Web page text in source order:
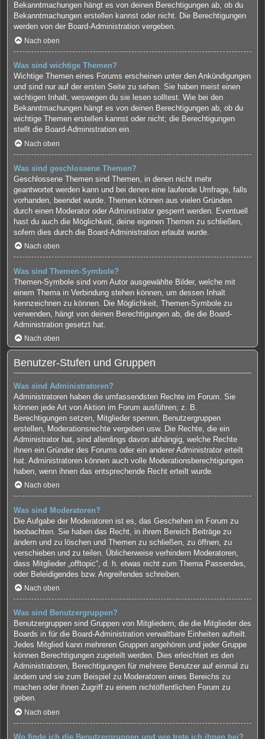
Bekanntmachungen hängt es von deinen Berechtigungen ab, ob du
Bekanntmachungen erstellen kannst oder nicht. Die Berechtigungen
werden von der Board-Administration vergeben.
Nach oben
Was sind wichtige Themen?
Wichtige Themen eines Forums erscheinen unter den Ankündigungen
und sind nur auf der ersten Seite zu sehen. Sie haben meist einen
wichtigen Inhalt, weswegen du sie lesen solltest. Wie bei den
Bekanntmachungen hängt es von deinen Berechtigungen ab, ob du
wichtige Themen erstellen kannst oder nicht; die Berechtigungen
stellt die Board-Administration ein.
Nach oben
Was sind geschlossene Themen?
Geschlossene Themen sind Themen, in denen nicht mehr
geantwortet werden kann und bei denen eine laufende Umfrage, falls
vorhanden, beendet wurde. Themen können aus vielen Gründen
durch einen Moderator oder Administrator gesperrt werden. Eventuell
hast du auch die Möglichkeit, deine eigenen Themen zu schließen,
sofern dies durch die Board-Administration erlaubt wurde.
Nach oben
Was sind Themen-Symbole?
Themen-Symbole sind vom Autor ausgewählte Bilder, welche mit
einem Thema in Verbindung stehen können, um dessen Inhalt
kennzeichnen zu können. Die Möglichkeit, Themen-Symbole zu
verwenden, hängt von deinen Berechtigungen ab, die die Board-
Administration gesetzt hat.
Nach oben
Benutzer-Stufen und Gruppen
Was sind Administratoren?
Administratoren haben die umfassendsten Rechte im Forum. Sie
können jede Art von Aktion im Forum ausführen; z. B.
Berechtigungen setzen, Mitglieder sperren, Benutzergruppen
erstellen, Moderationsrechte vergeben usw. Die Rechte, die ein
Administrator hat, sind allerdings davon abhängig, welche Rechte
ihnen ein Gründer des Forums oder ein anderer Administrator erteilt
hat. Administratoren können auch volle Moderationsberechtigungen
haben, wenn ihnen das entsprechende Recht erteilt wurde.
Nach oben
Was sind Moderatoren?
Die Aufgabe der Moderatoren ist es, das Geschehen im Forum zu
beobachten. Sie haben das Recht, in ihrem Bereich Beiträge zu
ändern und zu löschen und Themen zu schließen, zu öffnen, zu
verschieben und zu teilen. Üblicherweise verhindern Moderatoren,
dass Mitglieder „offtopic“, d. h. etwas nicht zum Thema Passendes,
oder Beleidigendes bzw. Angreifendes schreiben.
Nach oben
Was sind Benutzergruppen?
Benutzergruppen sind Gruppen von Mitgliedern, die die Mitglieder des
Boards in für die Board-Administration verwaltbare Einheiten aufteilt.
Jedes Mitglied kann mehreren Gruppen angehören und jeder Gruppe
können Berechtigungen zugeteilt werden. Dies erleichtert es den
Administratoren, Berechtigungen für mehrere Benutzer auf einmal zu
ändern und sie zum Beispiel zu Moderatoren eines Bereichs zu
machen oder ihnen Zugriff zu einem nichtöffentlichen Forum zu
geben.
Nach oben
Wo finde ich die Benutzergruppen und wie trete ich ihnen bei?